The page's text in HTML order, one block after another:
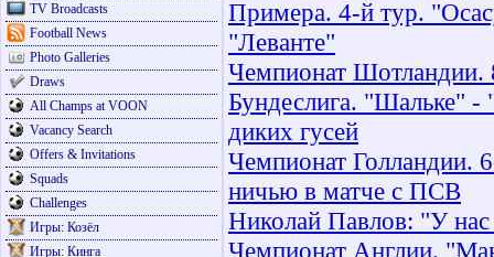
TV Broadcasts
Football News
Photo Galleries
Draws
All Champs at VOON
Vacancy Search
Offers & Invitations
Squads
Challenges
Игры: Козёл
Игры: Кинга
Примера. 4-й тур.
"Леванте"
Чемпионат Шотландии.
Бундеслига. "Шальке" -
диких гусей
Чемпионат Голландии.
ничью в матче с ПСВ
Николай Павлов: "У нас
Чемпионат Англии.